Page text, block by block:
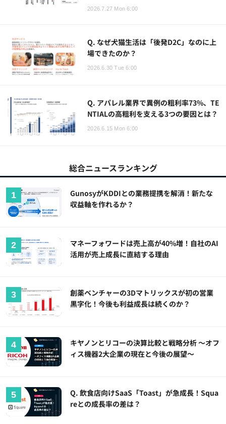
2026.7.27 Mon 6:00
Q. なぜ犬猫生活は「後発D2C」なのに上
場できたのか？
2026.6.30 Tue 6:00
Q. アパレル業界で異例の粗利率73%、TE
NTIALの高粗利を支える3つの要因とは？
2026.6.15 Mon 6:00
総合ニュースランキング
GunosyがKDDIとの業務提携を解消！新たな
収益軸を作れるか？
マネーフォワードは売上高が40%増！自社のAI
活用が売上成長に直結する理由
創薬ベンチャーの3Dマトリックスが初の営業
黒字化！今後も利益成長は続くのか？
キヤノンとリコーの決算比較と戦略分析 ～オフ
ィス機器2大企業の現在と今後の展望～
Q. 飲食店向けSaaS「Toast」が急成長！Squa
reとの成長率の差は？